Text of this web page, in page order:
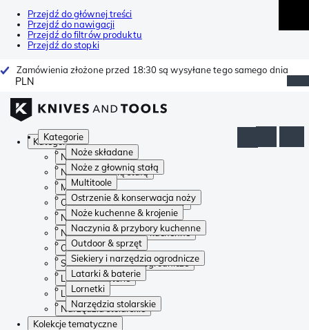
Przejdź do głównej treści
Przejdź do nawigacji
Przejdź do filtrów produktu
Przejdź do stopki
Zamówienia złożone przed 18:30 są wysyłane tego samego dnia
PLN
Kategorie
Noże składane
Noże z głownią stałą
Multitoole
Ostrzenie & konserwacja noży
Noże kuchenne & krojenie
Naczynia & przybory kuchenne
Outdoor & sprzęt
Siekiery i narzędzia ogrodnicze
Latarki & baterie
Lornetki
Narzędzia stolarskie
Kategorie
Noże składane
Noże z głownią stałą
Multitoole
Ostrzenie & konserwacja noży
Noże kuchenne & krojenie
Naczynia & przybory kuchenne
Outdoor & sprzęt
Siekiery i narzędzia ogrodnicze
Latarki & baterie
Lornetki
Narzędzia stolarskie
Kolekcje tematyczne